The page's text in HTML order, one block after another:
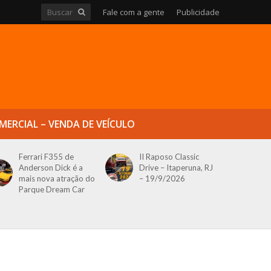
Fale com a gente Publicidade
– VENDA DE VEÍCULO
Ferrari F355 de
Anderson Dick é a
mais nova atração do
Parque Dream Car
II Raposo Classic
Drive – Itaperuna, RJ
– 19/9/2026